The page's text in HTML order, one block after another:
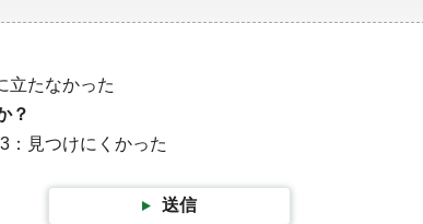
立たなかった
？
3：見つけにくかった
送信